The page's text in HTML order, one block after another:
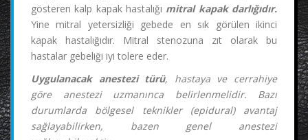
gösteren kalp kapak hastalığı mitral kapak darlığıdır.
Yine mitral yetersizliği gebede en sık görülen ikinci
kapak hastalığıdır. Mitral stenozuna zıt olarak bu
hastalar gebeliği iyi tolere eder.
Uygulanacak anestezi türü, hastaya ve cerrahiye
göre anestezi uzmanınca belirlenmelidir. Bazı
durumlarda bölgesel teknikler (epidural) avantaj
sağlayabilirken, bazen genel anestezi